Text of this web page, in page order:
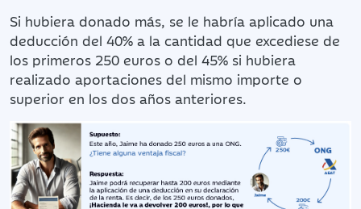
Si hubiera donado más, se le habría aplicado una
deducción del 40% a la cantidad que excediese de
los primeros 250 euros o del 45% si hubiera
realizado aportaciones del mismo importe o
superior en los dos años anteriores.